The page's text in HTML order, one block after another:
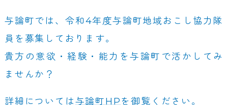
与論町では、令和4年度与論町地域おこし協力隊
員を募集しております。
貴方の意欲・経験・能力を与論町で活かしてみ
ませんか？
詳細については与論町HPを御覧ください。